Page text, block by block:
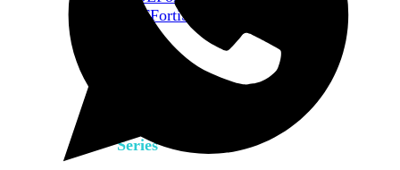
648FFortiSwitch
Series